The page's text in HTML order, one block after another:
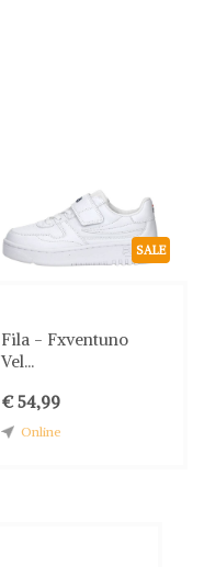
SALE
Fila - Fxventuno
Vel...
€ 54,99
Online